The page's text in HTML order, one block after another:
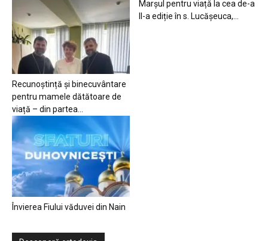
Recunoștință și binecuvântare
pentru mamele dătătoare de
viață – din partea...
Marșul pentru viață la cea de-a
II-a ediție în s. Lucășeuca,...
Învierea Fiului văduvei din Nain